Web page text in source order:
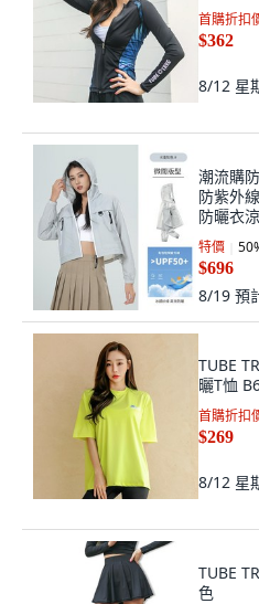
首購折扣
$362
8/12 星
潮流購
防紫外
防曬衣
閑釣魚
衣時尚
特價 50
$696
8/19 預
TUBE
曬T恤
首購折扣
$269
8/12 星
TUBE
色